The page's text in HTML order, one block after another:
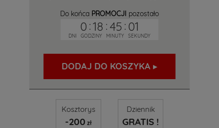
Do końca PROMOCJI pozostało
0 18 45 00
DNI GODZINY MINUTY SEKUNDY
DODAJ DO KOSZYKA ▸
Kosztorys
-200 zł
Dziennik
GRATIS !